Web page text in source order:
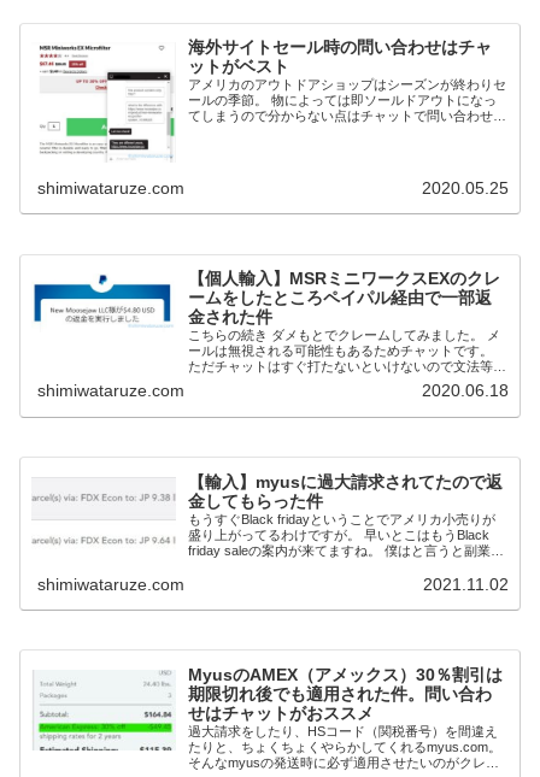
海外サイトセール時の問い合わせはチャ
ットがベスト
アメリカのアウトドアショップはシーズンが終わりセ
ールの季節。 物によっては即ソールドアウトになっ
てしまうので分からない点はチャットで問い合わせる
shimiwataruze.com 2020.05.25
【個人輸入】MSRミニワークスEXのクレ
ームをしたところペイパル経由で一部返
金された件
こちらの続き ダメもとでクレームしてみました。 メ
ールは無視される可能性もあるためチャットです。
ただチャットはすぐ打たないといけないので文法等め
ちゃくちゃです。 ↓これもmany scratchじゃなくて
shimiwataruze.com 2020.06.18
【輸入】myusに過大請求されてたので返
金してもらった件
もうすぐBlack fridayということでアメリカ小売りが
盛り上がってるわけですが。 早いとこはもうBlack
friday saleの案内が来てますね。 僕はと言うと副業も
shimiwataruze.com 2021.11.02
MyusのAMEX（アメックス）30％割引は
期限切れ後でも適用された件。問い合わ
せはチャットがおススメ
過大請求をしたり、HSコード（関税番号）を間違え
たりと、ちょくちょくやらかしてくれるmyus.com。
そんなmyusの発送時に必ず適用させたいのがクレカ